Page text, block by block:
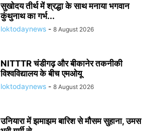
सुखोदय तीर्थ में श्रद्धा के साथ मनाया भगवान
कुंथुनाथ का गर्भ...
loktodaynews - 8 August 2026
NITTTR चंडीगढ़ और बीकानेर तकनीकी
विश्वविद्यालय के बीच एमओयू
loktodaynews - 8 August 2026
उनियारा में झमाझम बारिश से मौसम सुहाना, उमस